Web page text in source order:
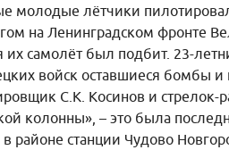
молодые лётчики
на Ленинградском фронте
самолёт был подбит. 23-
войск оставшиеся бомбы
С.К. Косинов и стрелок-
колонны», – это была
районе станции Чудово